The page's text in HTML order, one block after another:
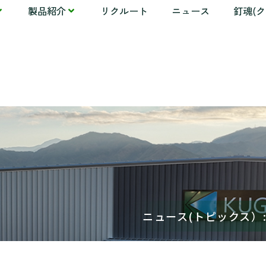
製品紹介 リクルート ニュース 釘魂(
ニュース(トピックス